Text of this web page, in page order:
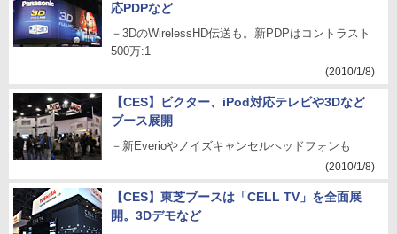
応PDPなど
－3DのWirelessHD伝送も。新PDPはコントラスト
500万:1
(2010/1/8)
【CES】ビクター、iPod対応テレビや3Dなど
ブース展開
－新Everioやノイズキャンセルヘッドフォンも
(2010/1/8)
【CES】東芝ブースは「CELL TV」を全面展
開。3Dデモなど